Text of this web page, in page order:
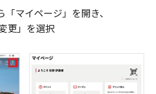
マイページ」を開き、
更」を選択